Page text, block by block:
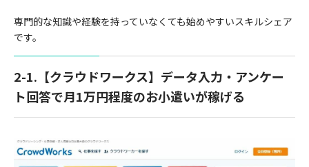
専門的な知識や経験を持っていなくても始めやすいスキルシェア
です。
2-1.【クラウドワークス】データ入力・アンケー
ト回答で月1万円程度のお小遣いが稼げる